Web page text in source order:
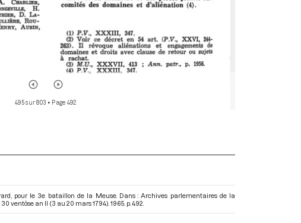
495 sur 803 • Page 492
pour le 3e bataillon de la Meuse. Dans : Archives parlementaires de la
ventôse an II (3 au 20 mars 1794) . 1965. p. 492.